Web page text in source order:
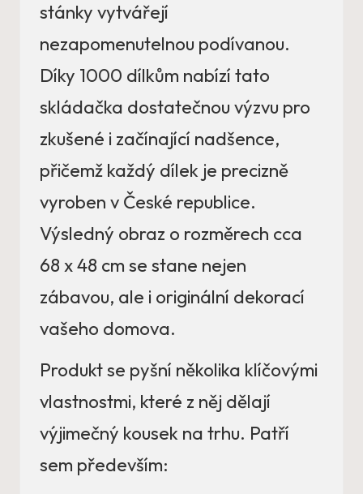
stánky vytvářejí
nezapomenutelnou podívanou.
Díky 1000 dílkům nabízí tato
skládačka dostatečnou výzvu pro
zkušené i začínající nadšence,
přičemž každý dílek je precizně
vyroben v České republice.
Výsledný obraz o rozměrech cca
68 x 48 cm se stane nejen
zábavou, ale i originální dekorací
vašeho domova.
Produkt se pyšní několika klíčovými
vlastnostmi, které z něj dělají
výjimečný kousek na trhu. Patří
sem především: